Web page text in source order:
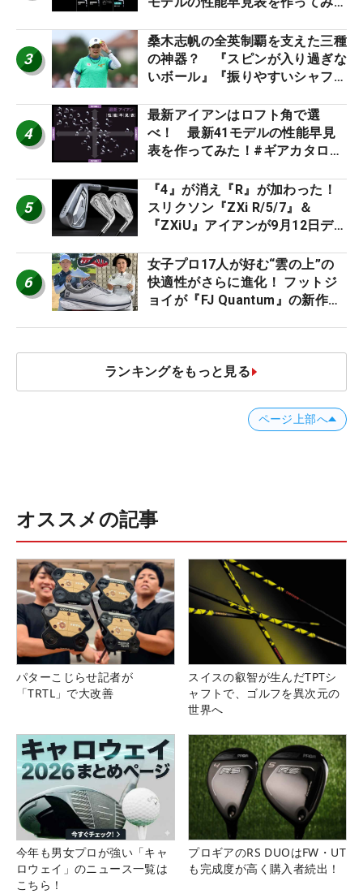
3
桑木志帆の全英制覇を支えた三種
の神器？ 『スピンが入り過ぎな
いボール』『振りやすいシャフ
ー』 #女子プロセッティング
4
最新アイアンはロフト角で選
べ！ 最新41モデルの性能早見
表を作ってみた！#ギアカタログ
5
『4』が消え『R』が加わった！
スリクソン『ZXi R/5/7』＆
『ZXiU』アイアンが9月12日デ
6
女子プロ17人が好む“雲の上”の
快適性がさらに進化！ フットジ
ョイが『FJ Quantum』の新作を
ランキングをもっと見る
ページ上部へ
オススメの記事
パターこじらせ記者が
「TRTL」で大改善
スイスの叡智が生んだTPTシ
ャフトで、ゴルフを異次元の
世界へ
今年も男女プロが強い「キャ
ロウェイ」のニュース一覧は
こちら！
プロギアのRS DUOはFW・UT
も完成度が高く購入者続出！